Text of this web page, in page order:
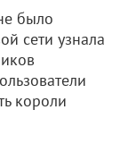
было
сети узнала
короли